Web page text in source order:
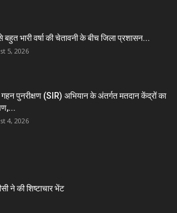
बहुत भारी वर्षा की चेतावनी के बीच जिला प्रशासन...
5, 2026
पुनरीक्षण (SIR) अभियान के अंतर्गत मतदान केंद्रों का
4, 2026
ने की शिष्टाचार भेंट